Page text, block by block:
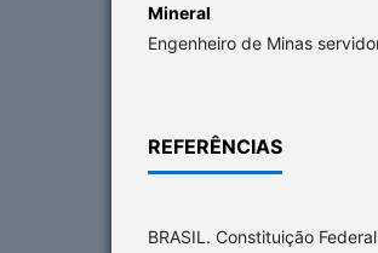
Mineral
Engenheiro de Minas
REFERÊNCIAS
BRASIL. Constituição